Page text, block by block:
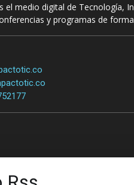
el medio digital de Tecnología,
y programas de